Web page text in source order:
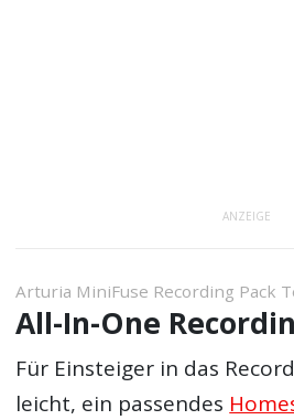
ANZEIGE
Arturia MiniFuse Recording Pack
All-In-One
Für Einsteiger in das
leicht, ein passendes